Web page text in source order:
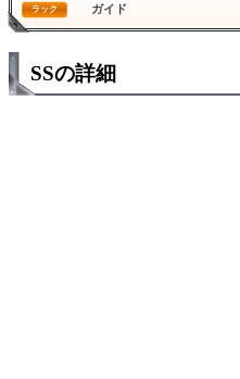
ラック ガイド
SSの詳細